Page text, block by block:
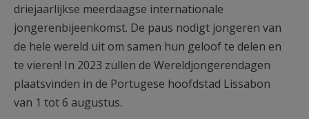
driejaarlijkse meerdaagse internationale
jongerenbijeenkomst. De paus nodigt jongeren van
de hele wereld uit om samen hun geloof te delen en
te vieren! In 2023 zullen de Wereldjongerendagen
plaatsvinden in de Portugese hoofdstad Lissabon
van 1 tot 6 augustus.